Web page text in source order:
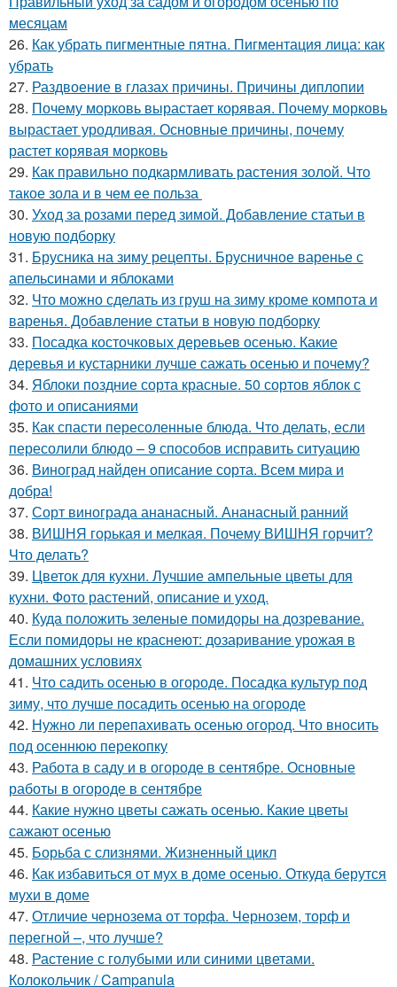
месяцам
26. Как убрать пигментные пятна. Пигментация лица: как
убрать
27. Раздвоение в глазах причины. Причины диплопии
28. Почему морковь вырастает корявая. Почему морковь
вырастает уродливая. Основные причины, почему
растет корявая морковь
29. Как правильно подкармливать растения золой. Что
такое зола и в чем ее польза
30. Уход за розами перед зимой. Добавление статьи в
новую подборку
31. Брусника на зиму рецепты. Брусничное варенье с
апельсинами и яблоками
32. Что можно сделать из груш на зиму кроме компота и
варенья. Добавление статьи в новую подборку
33. Посадка косточковых деревьев осенью. Какие
деревья и кустарники лучше сажать осенью и почему?
34. Яблоки поздние сорта красные. 50 сортов яблок с
фото и описаниями
35. Как спасти пересоленные блюда. Что делать, если
пересолили блюдо – 9 способов исправить ситуацию
36. Виноград найден описание сорта. Всем мира и
добра!
37. Сорт винограда ананасный. Ананасный ранний
38. ВИШНЯ горькая и мелкая. Почему ВИШНЯ горчит?
Что делать?
39. Цветок для кухни. Лучшие ампельные цветы для
кухни. Фото растений, описание и уход.
40. Куда положить зеленые помидоры на дозревание.
Если помидоры не краснеют: дозаривание урожая в
домашних условиях
41. Что садить осенью в огороде. Посадка культур под
зиму, что лучше посадить осенью на огороде
42. Нужно ли перепахивать осенью огород. Что вносить
под осеннюю перекопку
43. Работа в саду и в огороде в сентябре. Основные
работы в огороде в сентябре
44. Какие нужно цветы сажать осенью. Какие цветы
сажают осенью
45. Борьба с слизнями. Жизненный цикл
46. Как избавиться от мух в доме осенью. Откуда берутся
мухи в доме
47. Отличие чернозема от торфа. Чернозем, торф и
перегной –, что лучше?
48. Растение с голубыми или синими цветами.
Колокольчик / Campanula